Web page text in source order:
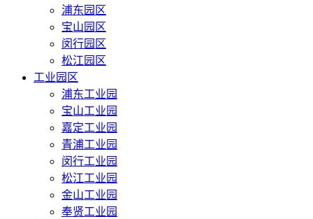
浦东园区
宝山园区
闵行园区
松江园区
工业园区
浦东工业园
宝山工业园
嘉定工业园
青浦工业园
闵行工业园
松江工业园
金山工业园
奉贤工业园